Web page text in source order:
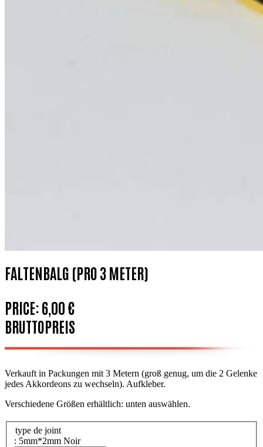
FALTENBALG (PRO 3 METER)
PRICE:6,00 €
BRUTTOPREIS
Verkauft in Packungen mit 3 Metern (groß genug, um die 2 Gelenke
jedes Akkordeons zu wechseln). Aufkleber.
Verschiedene Größen erhältlich: unten auswählen.
type de joint
: 5mm*2mm Noir